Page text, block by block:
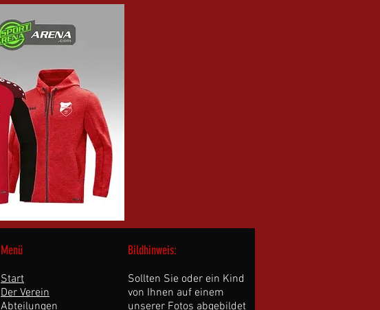
Menü
Start
Der Verein
Abteilungen
Bildhinweis:
Sollten Sie oder ein Kind
von Ihnen auf einem
unserer Fotos abgebildet